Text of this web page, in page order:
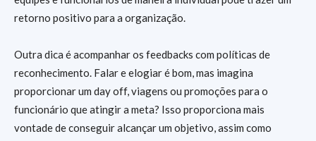
retorno positivo para a organização.
Outra dica é acompanhar os feedbacks com políticas de
reconhecimento. Falar e elogiar é bom, mas imagina
proporcionar um day off, viagens ou promoções para o
funcionário que atingir a meta? Isso proporciona mais
vontade de conseguir alcançar um objetivo, assim como